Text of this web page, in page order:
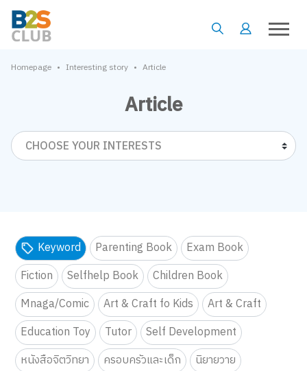
Homepage • Interesting story • Article
Article
CHOOSE YOUR INTERESTS
Keyword Parenting Book
Exam Book
Fiction
Selfhelp Book
Children Book
Mnaga/Comic
Art & Craft fo Kids
Art & Craft
Education Toy
Tutor
Self Development
หนังสือจิตวิทยา
ครอบครัวและเด็ก
นิยายวาย